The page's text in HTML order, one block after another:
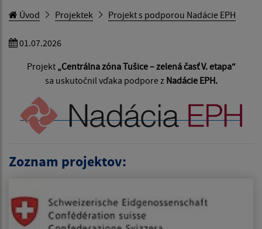
Úvod Projektek Projekt s podporou Nadácie EPH
01.07.2026
Projekt „Centrálna zóna Tušice – zelená časť V. etapa“
sa uskutočnil vďaka podpore z Nadácie EPH.
Zoznam projektov: